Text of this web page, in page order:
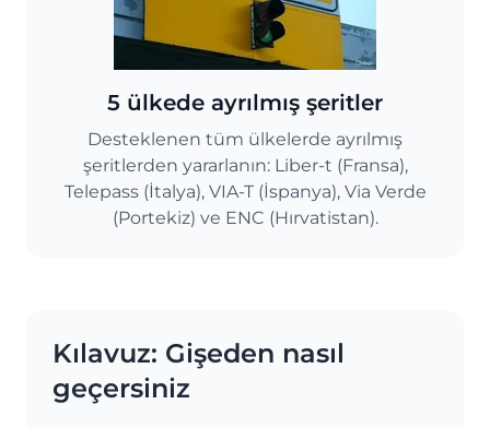
5 ülkede ayrılmış şeritler
Desteklenen tüm ülkelerde ayrılmış
şeritlerden yararlanın: Liber-t (Fransa),
Telepass (İtalya), VIA-T (İspanya), Via Verde
(Portekiz) ve ENC (Hırvatistan).
Kılavuz: Gişeden nasıl
geçersiniz